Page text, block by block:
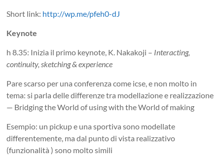
Short link: http://wp.me/pfeh0-dJ
Keynote
h 8.35: Inizia il primo keynote, K. Nakakoji – Interacting,
continuity, sketching & experience
Pare scarso per una conferenza come icse, e non molto in
tema: si parla delle differenze tra modellazione e realizzazione
— Bridging the World of using with the World of making
Esempio: un pickup e una sportiva sono modellate
differentemente, ma dal punto di vista realizzativo
(funzionalità ) sono molto simili